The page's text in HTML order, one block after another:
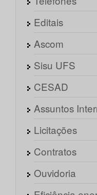
Editais
Ascom
Sisu UFS
CESAD
Assuntos
Licitações
Contratos
Ouvidoria